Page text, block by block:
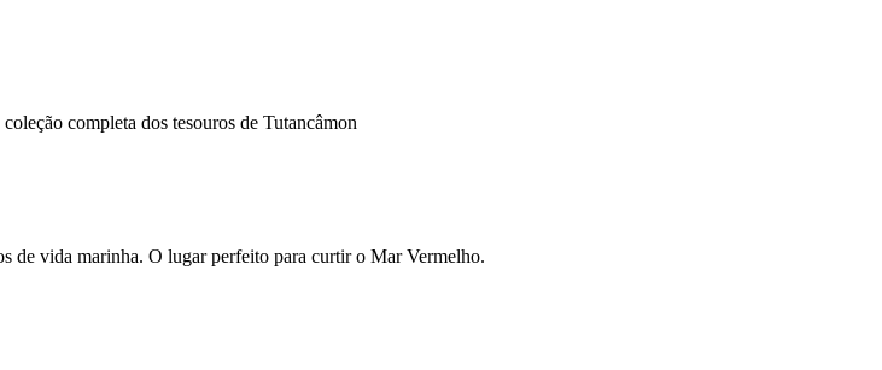
completa dos tesouros de Tutancâmon
de vida marinha. O lugar perfeito para curtir o Mar Vermelho.